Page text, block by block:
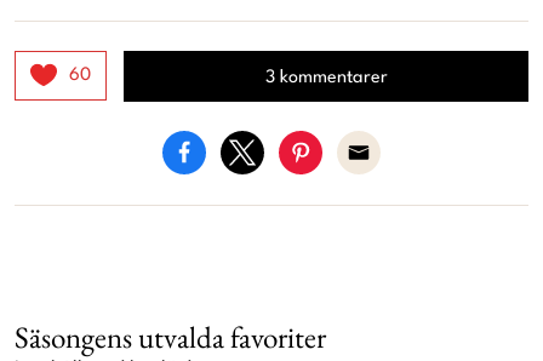
60 3 kommentarer
Säsongens utvalda favoriter